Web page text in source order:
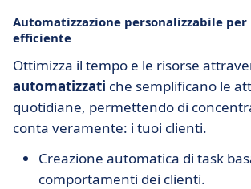
Automatizzazione personalizzabile
efficiente
Ottimizza il tempo e le risorse
automatizzati che semplificano le
quotidiane, permettendo di
conta veramente: i tuoi clienti.
Creazione automatica di task
comportamenti dei clienti.